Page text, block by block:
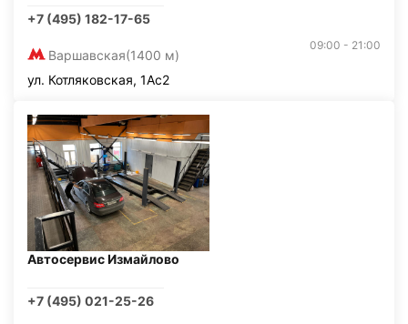
+7 (495) 182-17-65
Варшавская(1400 м)
09:00 - 21:00
ул. Котляковская, 1Ас2
Автосервис Измайлово
+7 (495) 021-25-26